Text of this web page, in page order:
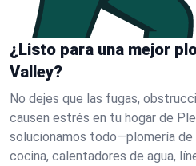
¿Listo para una mejor
Valley?
No dejes que las fugas,
causen estrés en tu hogar de
solucionamos todo—plomería de
cocina, calentadores de agua,